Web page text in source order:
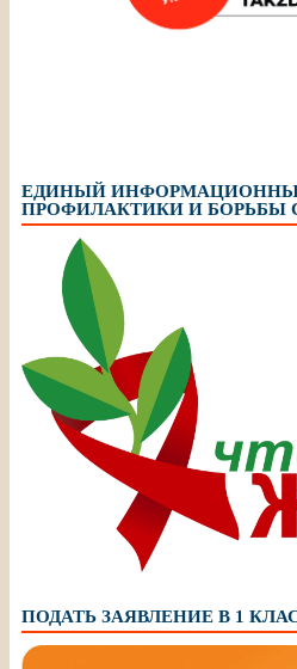
ЕДИНЫЙ
ПРОФИЛАКТИКИ И БОРЬБЫ
ПОДАТЬ ЗАЯВЛЕНИЕ В 1